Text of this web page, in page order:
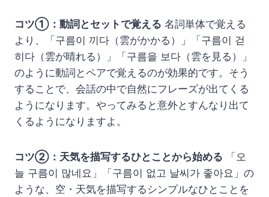
コツ①：動詞とセットで覚える 名詞単体で覚える
より、「구름이 끼다（雲がかかる）」「구름이 걷
히다（雲が晴れる）」「구름을 보다（雲を見る）」
のように動詞とペアで覚えるのが効果的です。そう
することで、会話の中で自然にフレーズが出てくる
ようになります。やってみると意外とすんなり出て
くるようになりますよ。
コツ②：天気を描写するひとことから始める 「오
늘 구름이 많네요」「구름이 없고 날씨가 좋아요」の
ような、空・天気を描写するシンプルなひとことを